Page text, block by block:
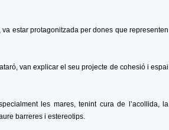
estar protagonitzada per dones que representen
van explicar el seu projecte de cohesió i espai
les mares, tenint cura de l’acollida, la
barreres i estereotips.